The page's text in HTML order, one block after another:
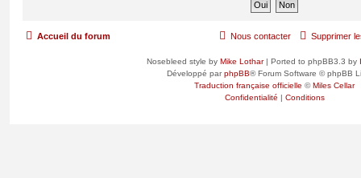
Accueil du forum Supprimer
Nous contacter
Nosebleed style by Mike Lothar| Ported to phpBB3.3 by
Développé parphpBB® Forum Software © phpBB
Traduction française officielle ©Miles Cellar
Confidentialité | Conditions